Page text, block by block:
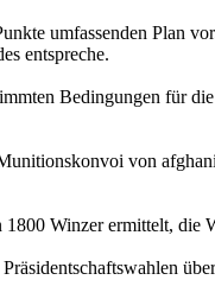
umfassenden Plan
entspreche.
Bedingungen für
von
Winzer ermittelt,